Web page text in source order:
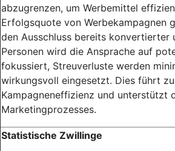
abzugrenzen, um Werbemittel
Erfolgsquote von Werbekampagnen
den Ausschluss bereits konvertierter
Personen wird die Ansprache auf
fokussiert, Streuverluste werden
wirkungsvoll eingesetzt. Dies führt
Kampagneneffizienz und unterstützt
Marketingprozesses.
Statistische Zwillinge